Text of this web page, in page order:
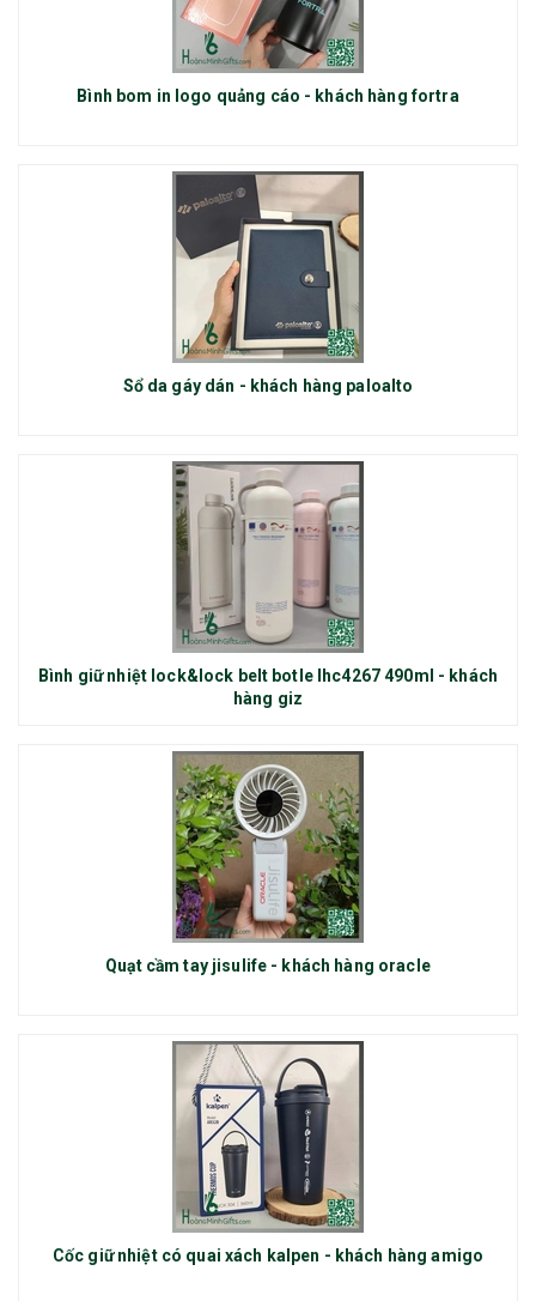
Bình bom in logo quảng cáo - khách hàng fortra
Sổ da gáy dán - khách hàng paloalto
Bình giữ nhiệt lock&lock belt botle lhc4267 490ml - khách
hàng giz
Quạt cầm tay jisulife - khách hàng oracle
Cốc giữ nhiệt có quai xách kalpen - khách hàng amigo